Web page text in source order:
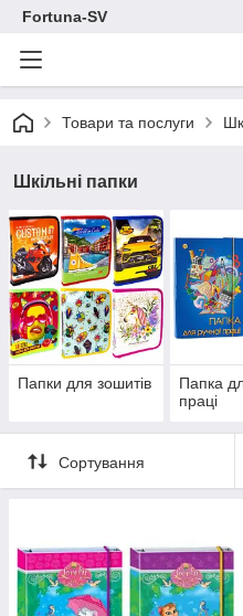
Fortuna-SV
Товари та послуги
Шкільні папки
Папки для зошитів
Папка
праці
Сортування